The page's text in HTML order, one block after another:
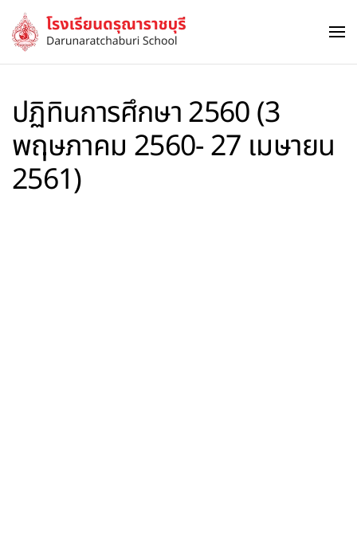
Skip to main content
ปฏิทินการศึกษา 2560 (3
พฤษภาคม 2560- 27 เมษายน
2561)